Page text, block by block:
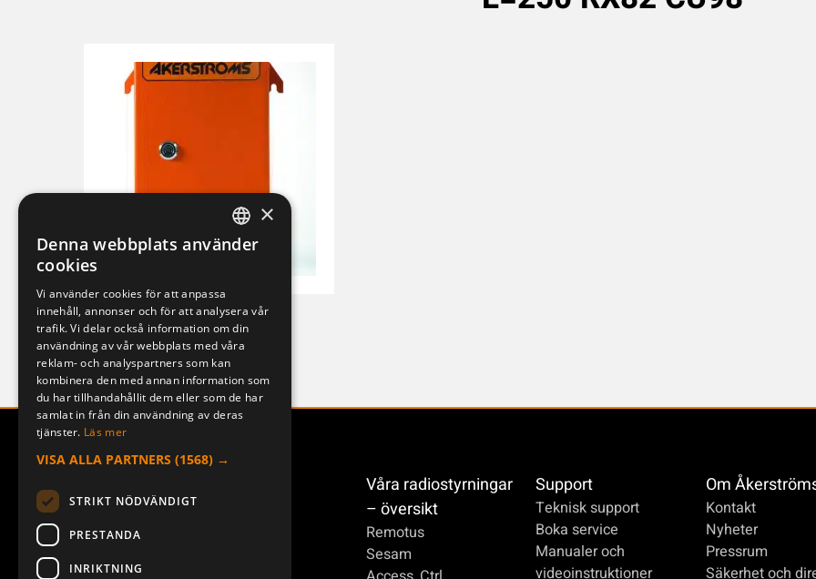
RX-82
af75c4e31ea1
Våra radiostyrningar
– översikt
Remotus
Sesam
Support
Teknisk support
Boka service
Manualer och
videoinstruktioner
Om
Kontakt
Nyheter
Pressrum
Säkerhet och
SWEDISH
DEUTSCH
×
Denna webbplats använder
cookies
Vi använder cookies för att anpassa
innehåll, annonser och för att analysera vår
trafik. Vi delar också information om din
användning av vår webbplats med våra
reklam- och analyspartners som kan
kombinera den med annan information som
du har tillhandahållit dem eller som de har
samlat in från din användning av deras
tjänster. Läs mer
VISA ALLA PARTNERS (1568) →
STRIKT NÖDVÄNDIGT
PRESTANDA
INRIKTNING